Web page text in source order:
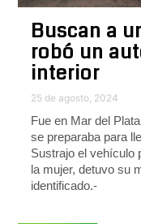
Buscan a
robó un
interior
25 de agosto, 2024
Fue en Mar del
se preparaba para
Sustrajo el vehículo
la mujer, detuvo su
identificado.-